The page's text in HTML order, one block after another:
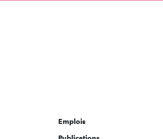
Emplois